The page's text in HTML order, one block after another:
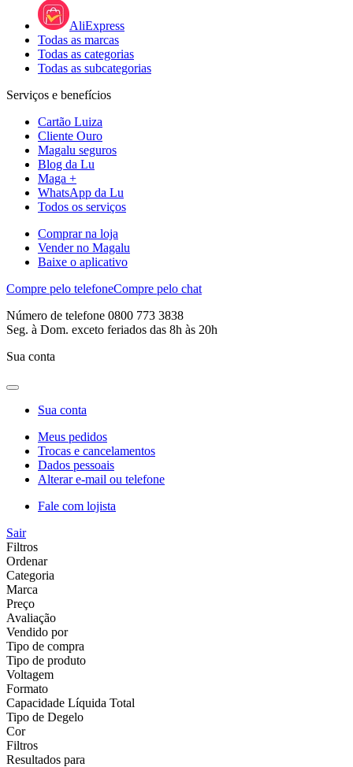
AliExpress
Todas as marcas
Todas as categorias
Todas as subcategorias
Serviços e benefícios
Cartão Luiza
Cliente Ouro
Magalu seguros
Blog da Lu
Maga +
WhatsApp da Lu
Todos os serviços
Comprar na loja
Vender no Magalu
Baixe o aplicativo
Compre pelo telefoneCompre pelo chat
Número de telefone 0800 773 3838
Seg. à Dom. exceto feriados das 8h às 20h
Sua conta
Sua conta
Meus pedidos
Trocas e cancelamentos
Dados pessoais
Alterar e-mail ou telefone
Fale com lojista
Sair
Filtros
Ordenar
Categoria
Marca
Preço
Avaliação
Vendido por
Tipo de compra
Tipo de produto
Voltagem
Formato
Capacidade Líquida Total
Tipo de Degelo
Cor
Filtros
Resultados para